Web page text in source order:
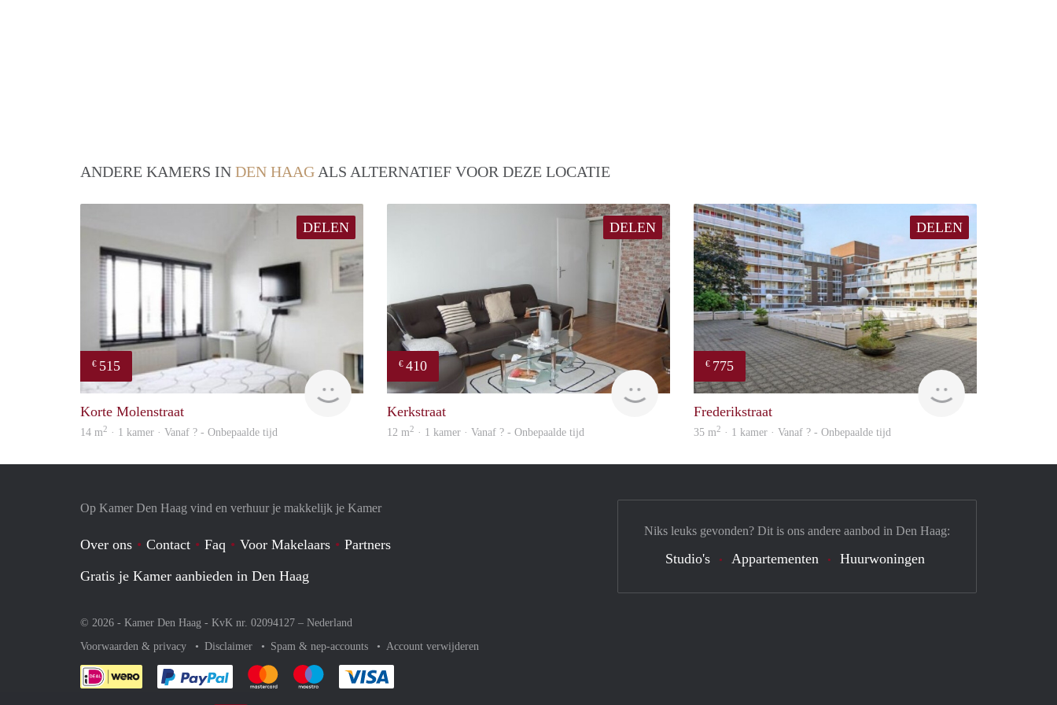
ANDERE KAMERS IN DEN HAAG ALS ALTERNATIEF VOOR DEZE LOCATIE
DELEN
€ 515
rent
Korte Molenstraat
14 m2 · 1 kamer · Vanaf ? - Onbepaalde tijd
DELEN
€ 410
finder
Kerkstraat
12 m2 · 1 kamer · Vanaf ? - Onbepaalde tijd
DELEN
€ 775
Woning
Frederikstraat
35 m2 · 1 kamer · Vanaf ? - Onbepaalde tijd
Op Kamer Den Haag vind en verhuur je makkelijk je Kamer
Over ons Contact Faq Voor Makelaars
Partners
Gratis je Kamer aanbieden in Den Haag
© 2026 - Kamer Den Haag - KvK nr. 02094127 – Nederland
Voorwaarden & privacy
Disclaimer Spam & nep-accounts Account verwijderen
Je rekent gemakkelijk af met Paypal
Je rekent gemakkelijk af met Mastercard
Je rekent gemakkelijk af met Meastro
Niks leuks gevonden? Dit is ons andere aanbod in Den Haag:
Studio's Appartementen Huurwoningen